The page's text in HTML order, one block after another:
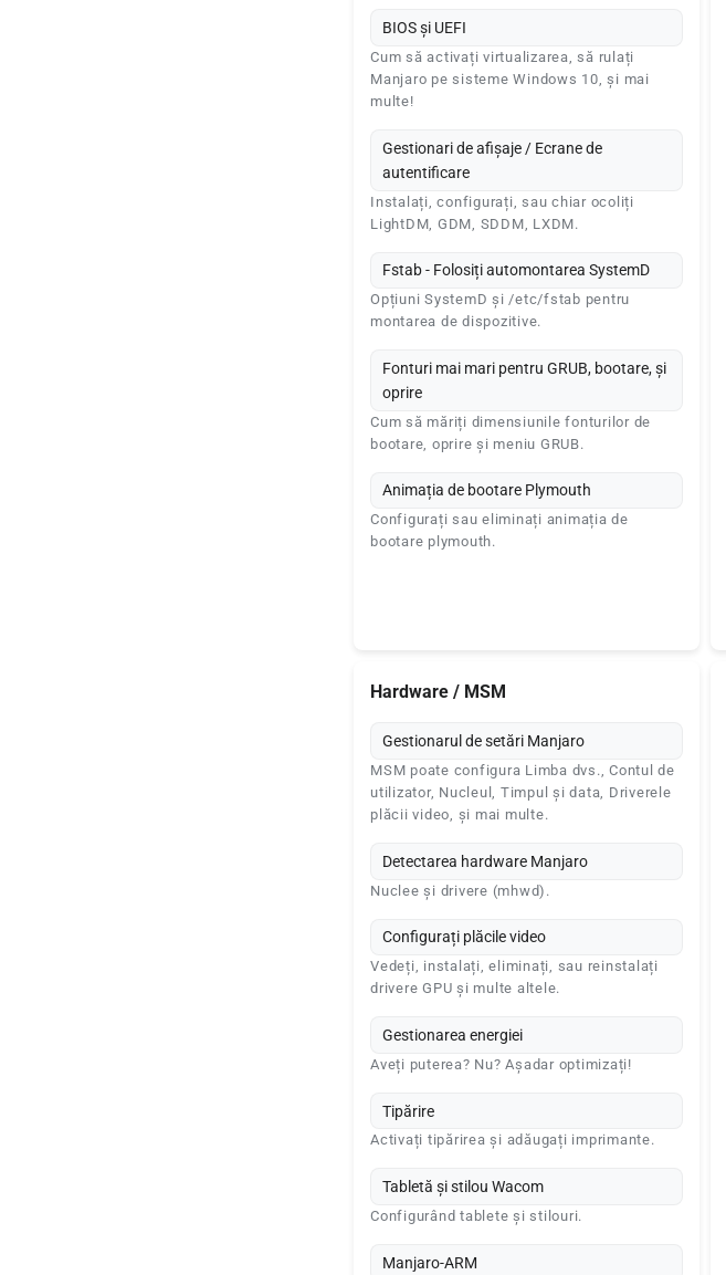
BIOS și UEFI
Cum să activați virtualizarea, să rulați
Manjaro pe sisteme Windows 10, și mai
multe!
Gestionari de afișaje / Ecrane de
autentificare
Instalați, configurați, sau chiar ocoliți
LightDM, GDM, SDDM, LXDM.
Fstab - Folosiți automontarea SystemD
Opțiuni SystemD și /etc/fstab pentru
montarea de dispozitive.
Fonturi mai mari pentru GRUB, bootare, și
oprire
Cum să măriți dimensiunile fonturilor de
bootare, oprire și meniu GRUB.
Animația de bootare Plymouth
Configurați sau eliminați animația de
bootare plymouth.
Hardware / MSM
Gestionarul de setări Manjaro
MSM poate configura Limba dvs., Contul de
utilizator, Nucleul, Timpul și data, Driverele
plăcii video, și mai multe.
Detectarea hardware Manjaro
Nuclee și drivere (mhwd).
Configurați plăcile video
Vedeți, instalați, eliminați, sau reinstalați
drivere GPU și multe altele.
Gestionarea energiei
Aveți puterea? Nu? Așadar optimizați!
Tipărire
Activați tipărirea și adăugați imprimante.
Tabletă și stilou Wacom
Configurând tablete și stilouri.
Manjaro-ARM